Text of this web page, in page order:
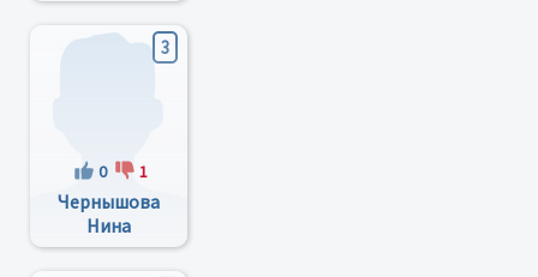
3
0 1
Чернышова
Нина
Васильевна